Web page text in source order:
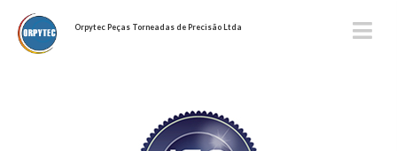
Orpytec Peças Torneadas de Precisão Ltda